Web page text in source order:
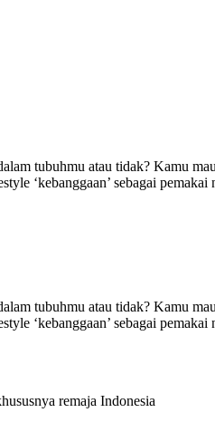
tubuhmu atau tidak? Kamu
‘kebanggaan’ sebagai
tubuhmu atau tidak? Kamu
‘kebanggaan’ sebagai
remaja Indonesia